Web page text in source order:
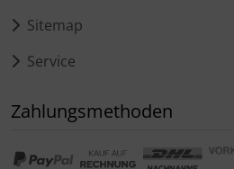
Sitemap
Service
Zahlungsmethoden